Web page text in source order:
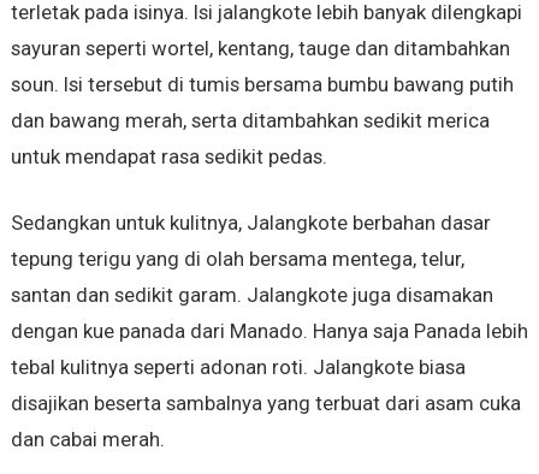
terletak pada isinya. Isi jalangkote lebih banyak dilengkapi
sayuran seperti wortel, kentang, tauge dan ditambahkan
soun. Isi tersebut di tumis bersama bumbu bawang putih
dan bawang merah, serta ditambahkan sedikit merica
untuk mendapat rasa sedikit pedas.
Sedangkan untuk kulitnya, Jalangkote berbahan dasar
tepung terigu yang di olah bersama mentega, telur,
santan dan sedikit garam. Jalangkote juga disamakan
dengan kue panada dari Manado. Hanya saja Panada lebih
tebal kulitnya seperti adonan roti. Jalangkote biasa
disajikan beserta sambalnya yang terbuat dari asam cuka
dan cabai merah.